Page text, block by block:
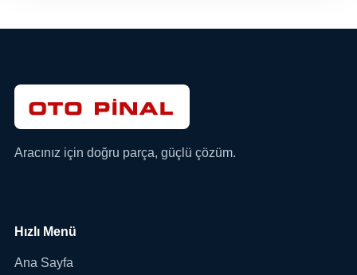
Aracınız için doğru parça, güçlü çözüm.
Hızlı Menü
Ana Sayfa